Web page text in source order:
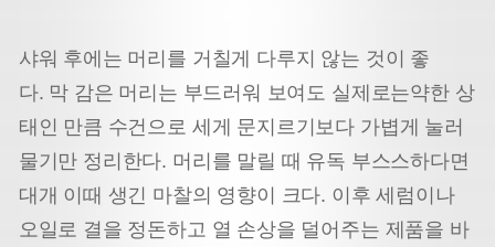
샤워 후에는 머리를 거칠게 다루지 않는 것이 좋
다. 막 감은 머리는 부드러워 보여도 실제로는약한 상
태인 만큼 수건으로 세게 문지르기보다 가볍게 눌러
물기만 정리한다. 머리를 말릴 때 유독 부스스하다면
대개 이때 생긴 마찰의 영향이 크다. 이후 세럼이나
오일로 결을 정돈하고 열 손상을 덜어주는 제품을 바